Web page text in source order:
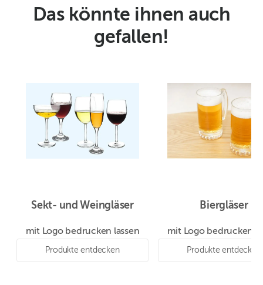
Das könnte ihnen auch
gefallen!
Sekt- und Weingläser
mit Logo bedrucken lassen
Produkte entdecken
Biergläser
mit Logo bedrucken
Produkte entdecken